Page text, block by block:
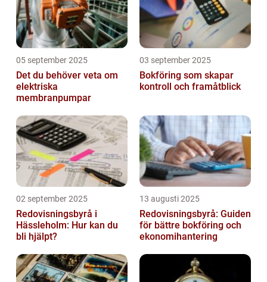
05 september 2025
Det du behöver veta om
elektriska
membranpumpar
03 september 2025
Bokföring som skapar
kontroll och framåtblick
02 september 2025
Redovisningsbyrå i
Hässleholm: Hur kan du
bli hjälpt?
13 augusti 2025
Redovisningsbyrå: Guiden
för bättre bokföring och
ekonomihantering